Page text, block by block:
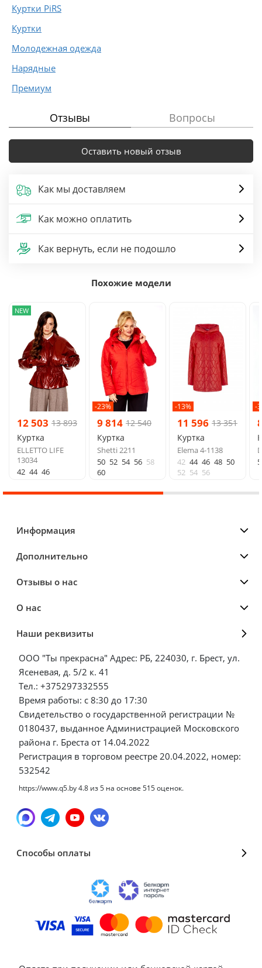
Куртки PiRS
Куртки
Молодежная одежда
Нарядные
Премиум
Отзывы Вопросы
Оставить новый отзыв
Как мы доставляем
Как можно оплатить
Как вернуть, если не подошло
Похожие модели
NEW
12 503 13 893
Куртка
ELLETTO LIFE
13034
42 44 46
-23%
9 814 12 540
Куртка
Shetti 2211
50 52 54 56 58
60
-13%
11 596 13 351
Куртка
Elema 4-1138
42 44 46 48 50
52 54 56
-
Информация
Дополнительно
Отзывы о нас
О нас
Наши реквизиты
ООО "Ты прекрасна" Адрес: РБ, 224030, г. Брест, ул.
Ясеневая, д. 5/2 к. 41
Тел.: +375297332555
Время работы: с 8:30 до 17:30
Свидетельство о государственной регистрации №
0180437, выданное Администрацией Московского
района г. Бреста от 14.04.2022
Регистрация в торговом реестре 20.04.2022, номер:
532542
https://www.q5.by4.8 из5 на основе 515оценок.
Способы оплаты